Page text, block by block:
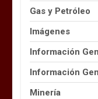
Gas y Petróleo
Imágenes
Información
Información
Minería